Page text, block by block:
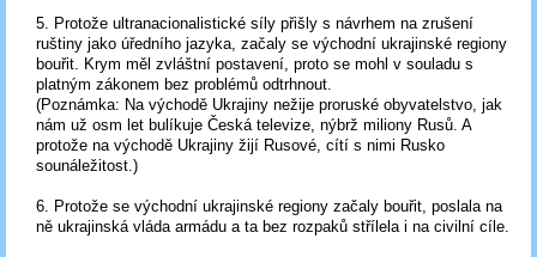
5. Protože ultranacionalistické síly přišly s návrhem na zrušení
ruštiny jako úředního jazyka, začaly se východní ukrajinské regiony
bouřit. Krym měl zvláštní postavení, proto se mohl v souladu s
platným zákonem bez problémů odtrhnout.
(Poznámka: Na východě Ukrajiny nežije proruské obyvatelstvo, jak
nám už osm let bulíkuje Česká televize, nýbrž miliony Rusů. A
protože na východě Ukrajiny žijí Rusové, cítí s nimi Rusko
sounáležitost.)
6. Protože se východní ukrajinské regiony začaly bouřit, poslala na
ně ukrajinská vláda armádu a ta bez rozpaků střílela i na civilní cíle.